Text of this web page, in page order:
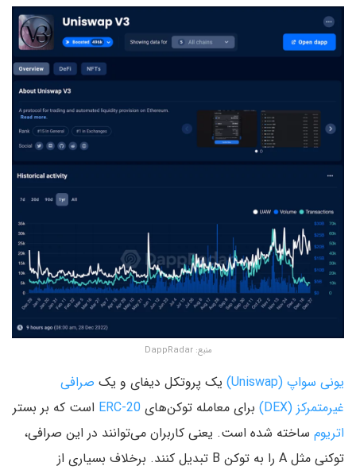
منبع:‌ DappRadar
یونی سواپ (Uniswap) یک پروتکل دیفای و یک صرافی
غیرمتمرکز (DEX)
برای معامله توکن‌های ERC-20 است که بر بستر
اتریوم ساخته شده است. یعنی کاربران می‌توانند در این صرافی،
توکنی مثل A را به توکن B تبدیل کنند. برخلاف بسیاری از